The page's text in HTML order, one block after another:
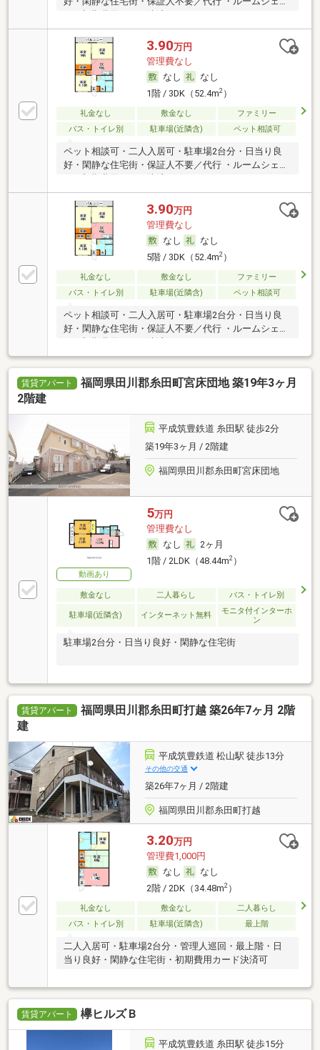
3.90万円
管理費なし
なし
なし
1階 / 3DK（52.4m2）
礼金なし 敷金なし
ファミリー
バス・トイレ別
駐車場(近隣含) ペット相談可
ペット相談可・二人入居可・駐車場2台分・日当り良
好・閑静な住宅街・保証人不要／代行 ・ルームシェア
3.90万円
管理費なし
なし
なし
5階 / 3DK（52.4m2）
礼金なし 敷金なし
ファミリー
バス・トイレ別
駐車場(近隣含) ペット相談可
ペット相談可・二人入居可・駐車場2台分・日当り良
好・閑静な住宅街・保証人不要／代行 ・ルームシェア
賃貸アパート
福岡県田川郡糸田町宮床団地 築19年3ヶ月
2階建
平成筑豊鉄道 糸田駅 徒歩2分
築19年3ヶ月 / 2階建
福岡県田川郡糸田町宮床団地
動画あり
5万円
管理費なし
なし
2ヶ月
1階 / 2LDK（48.44m2）
敷金なし 二人暮らし バス・トイレ別
駐車場(近隣含) インターネット無料
モニタ付インターホ
ン
駐車場2台分・日当り良好・閑静な住宅街
賃貸アパート
福岡県田川郡糸田町打越 築26年7ヶ月 2階
建
平成筑豊鉄道 松山駅 徒歩13分
その他の交通
築26年7ヶ月 / 2階建
福岡県田川郡糸田町打越
3.20万円
管理費1,000円
なし
なし
2階 / 2DK（34.48m2）
礼金なし 敷金なし
二人暮らし
バス・トイレ別
駐車場(近隣含) 最上階
二人入居可・駐車場2台分・管理人巡回・最上階・日
当り良好・閑静な住宅街・初期費用カード決済可
賃貸アパート 欅ヒルズＢ
平成筑豊鉄道 糸田駅 徒歩15分